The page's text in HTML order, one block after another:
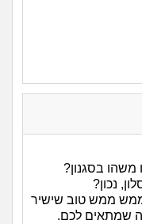
משהו בסגנון?
נכון?
ממש ממש טוב שישיר
שמתאים לכם.